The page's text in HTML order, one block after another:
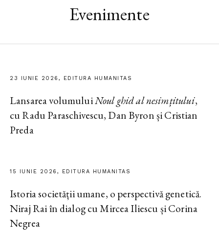
Evenimente
23 IUNIE 2026, EDITURA HUMANITAS
Lansarea volumuluiNoul ghid al nesimțitului,
cu Radu Paraschivescu, Dan Byron și Cristian
Preda
15 IUNIE 2026, EDITURA HUMANITAS
Istoria societății umane, o perspectivă genetică.
Niraj Rai în dialog cu Mircea Iliescu și Corina
Negrea